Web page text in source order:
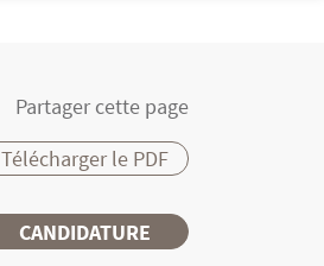
Partager cette page
Télécharger le PDF
CANDIDATURE